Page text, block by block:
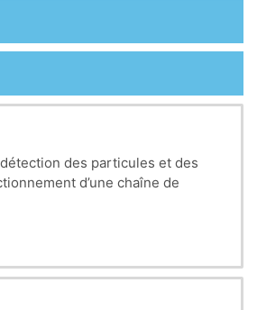
des particules et des
d’une chaîne de
et les détecteurs à
α et γ, ainsi que les